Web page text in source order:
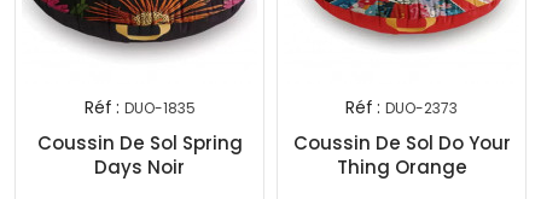
Réf : DUO-1835
Coussin De Sol Spring
Days Noir
Réf : DUO-2373
Coussin De Sol Do Your
Thing Orange